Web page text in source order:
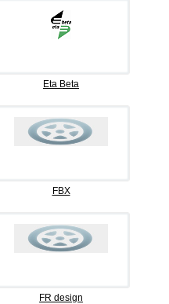
Eta Beta
FBX
FR design